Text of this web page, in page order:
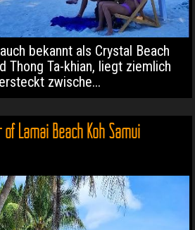
bekannt als Crystal Beach
Thong Ta-khian, liegt ziemlich
zwische...
Lamai Beach Koh Samui